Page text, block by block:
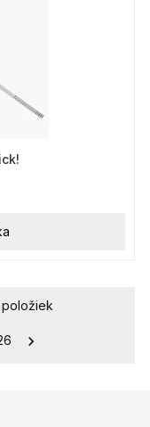
položiek
